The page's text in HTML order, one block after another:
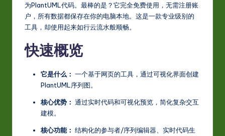
为PlantUML代码。最棒的是？它完全免费使用，无需注册账
户，所有数据都保存在你的电脑本地。这是一款专业级别的
工具，却使用起来如行云流水般顺畅。
快速概览
它是什么： 一个基于网页的工具，通过可视化界面创建
PlantUML序列图。
核心优势： 通过实时代码和可视化预览，简化复杂交互
建模。
核心功能： 结构化的参与者/序列编辑器、实时代码生